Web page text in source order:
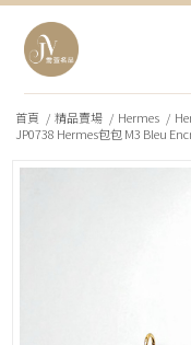
首頁 / 精品賣場 / Hermes /
JP0738 Hermes包包 M3 Bleu